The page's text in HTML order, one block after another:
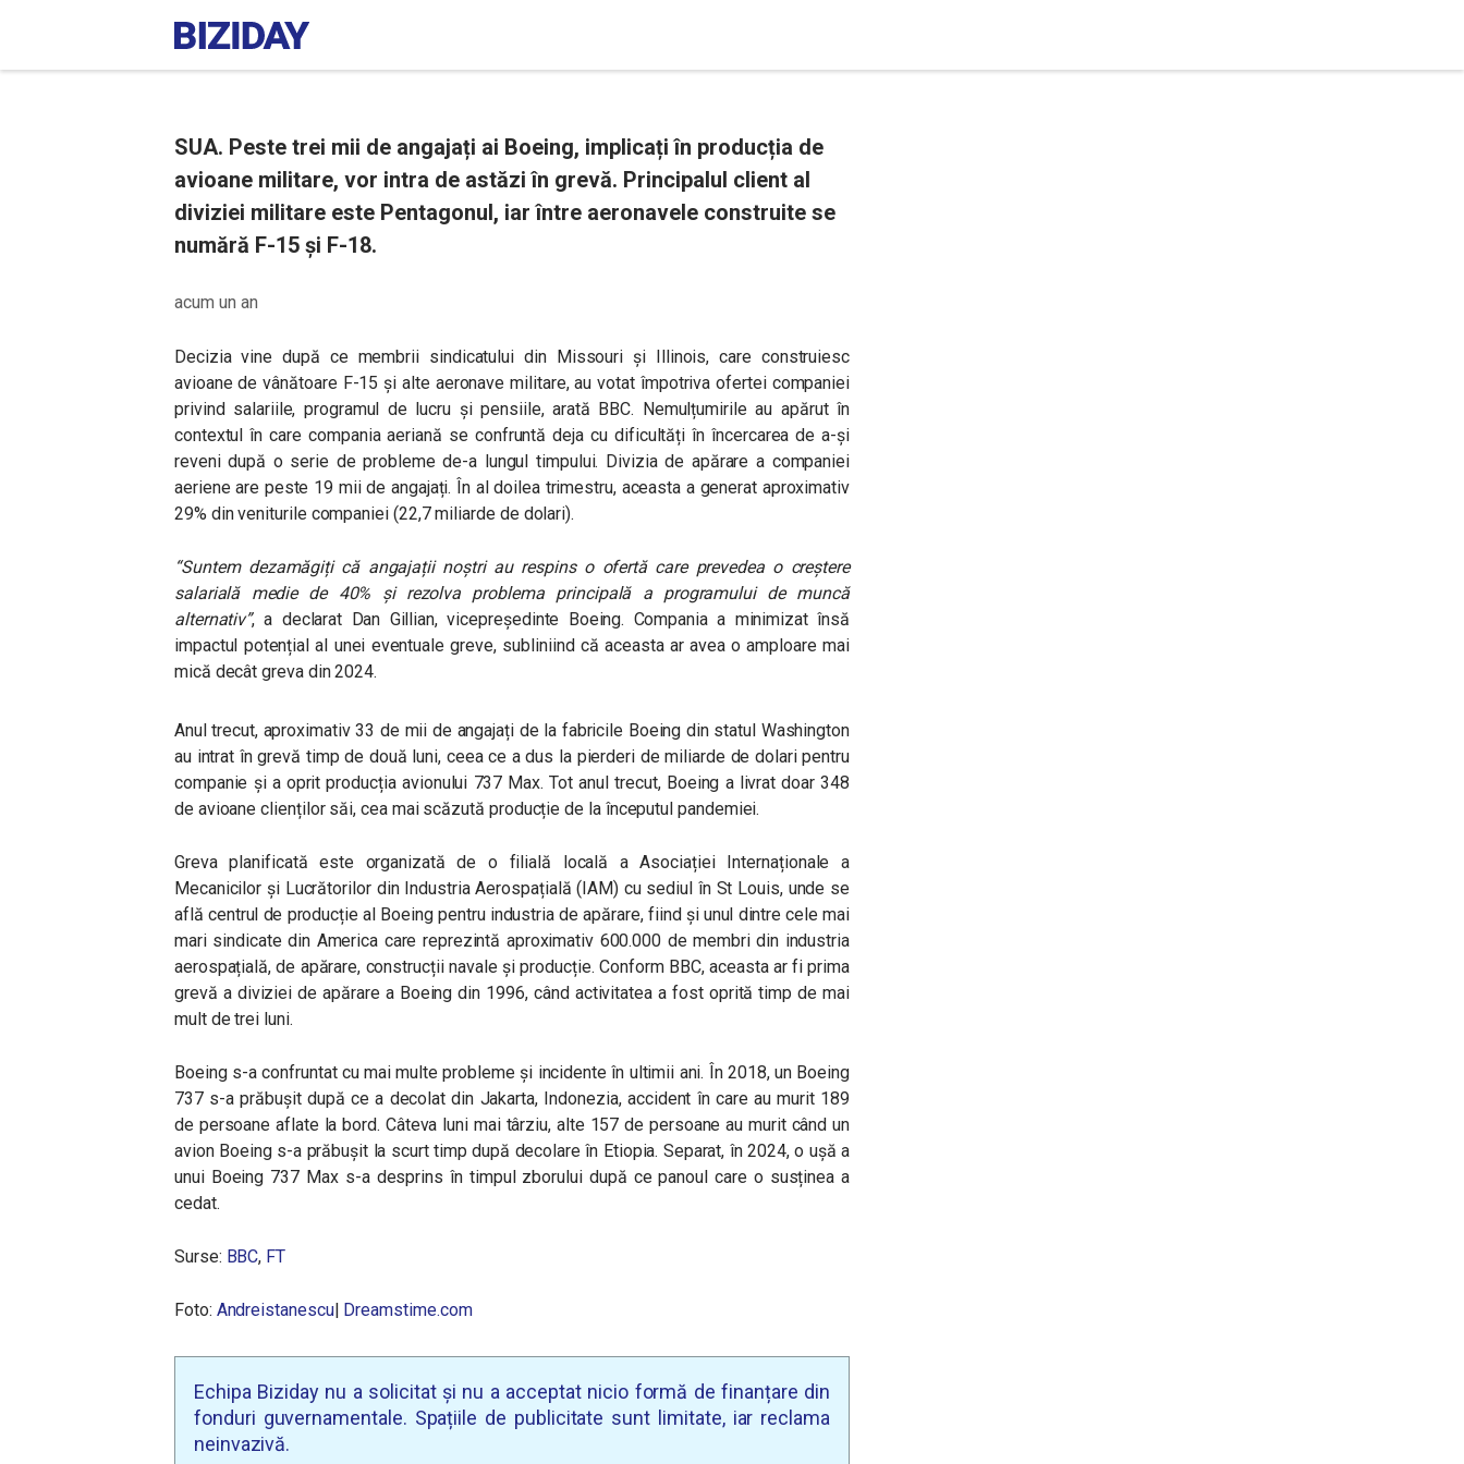
SUA. Peste trei mii de angajați ai Boeing, implicați în producția de
avioane militare, vor intra de astăzi în grevă. Principalul client al
diviziei militare este Pentagonul, iar între aeronavele construite se
numără F-15 și F-18.
acum un an
Decizia vine după ce membrii sindicatului din Missouri și Illinois, care construiesc
avioane de vânătoare F-15 și alte aeronave militare, au votat împotriva ofertei companiei
privind salariile, programul de lucru și pensiile, arată BBC. Nemulțumirile au apărut în
contextul în care compania aeriană se confruntă deja cu dificultăți în încercarea de a-și
reveni după o serie de probleme de-a lungul timpului. Divizia de apărare a companiei
aeriene are peste 19 mii de angajați. În al doilea trimestru, aceasta a generat aproximativ
29% din veniturile companiei (22,7 miliarde de dolari).
“Suntem dezamăgiți că angajații noștri au respins o ofertă care prevedea o creștere
salarială medie de 40% și rezolva problema principală a programului de muncă
alternativ”, a declarat Dan Gillian, vicepreședinte Boeing. Compania a minimizat însă
impactul potențial al unei eventuale greve, subliniind că aceasta ar avea o amploare mai
mică decât greva din 2024.
Anul trecut, aproximativ 33 de mii de angajați de la fabricile Boeing din statul Washington
au intrat în grevă timp de două luni, ceea ce a dus la pierderi de miliarde de dolari pentru
companie și a oprit producția avionului 737 Max. Tot anul trecut, Boeing a livrat doar 348
de avioane clienților săi, cea mai scăzută producție de la începutul pandemiei.
Greva planificată este organizată de o filială locală a Asociației Internaționale a
Mecanicilor și Lucrătorilor din Industria Aerospațială (IAM) cu sediul în St Louis, unde se
află centrul de producție al Boeing pentru industria de apărare, fiind și unul dintre cele mai
mari sindicate din America care reprezintă aproximativ 600.000 de membri din industria
aerospațială, de apărare, construcții navale și producție. Conform BBC, aceasta ar fi prima
grevă a diviziei de apărare a Boeing din 1996, când activitatea a fost oprită timp de mai
mult de trei luni.
Boeing s-a confruntat cu mai multe probleme și incidente în ultimii ani. În 2018, un Boeing
737 s-a prăbușit după ce a decolat din Jakarta, Indonezia, accident în care au murit 189
de persoane aflate la bord. Câteva luni mai târziu, alte 157 de persoane au murit când un
avion Boeing s-a prăbușit la scurt timp după decolare în Etiopia. Separat, în 2024, o ușă a
unui Boeing 737 Max s-a desprins în timpul zborului după ce panoul care o susținea a
cedat.
Surse: BBC, FT
Foto: Andreistanescu| Dreamstime.com
Echipa Biziday nu a solicitat și nu a acceptat nicio formă de finanțare din
fonduri guvernamentale. Spațiile de publicitate sunt limitate, iar reclama
neinvazivă.